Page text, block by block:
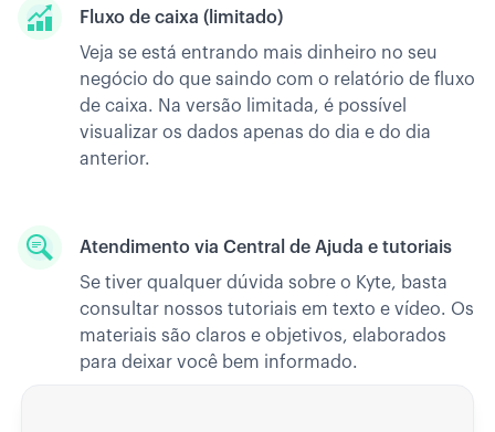
Fluxo de caixa (limitado)
Veja se está entrando mais dinheiro no seu
negócio do que saindo com o relatório de fluxo
de caixa. Na versão limitada, é possível
visualizar os dados apenas do dia e do dia
anterior.
Atendimento via Central de Ajuda e tutoriais
Se tiver qualquer dúvida sobre o Kyte, basta
consultar nossos tutoriais em texto e vídeo. Os
materiais são claros e objetivos, elaborados
para deixar você bem informado.